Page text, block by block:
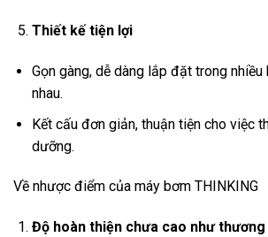
Thiết kế tiện lợi
Gọn gàng, dễ dàng lắp đặt trong nhiều
nhau.
Kết cấu đơn giản, thuận tiện cho việc
dưỡng.
Về nhược điểm của máy bơm THINKING
Độ hoàn thiện chưa cao như thương